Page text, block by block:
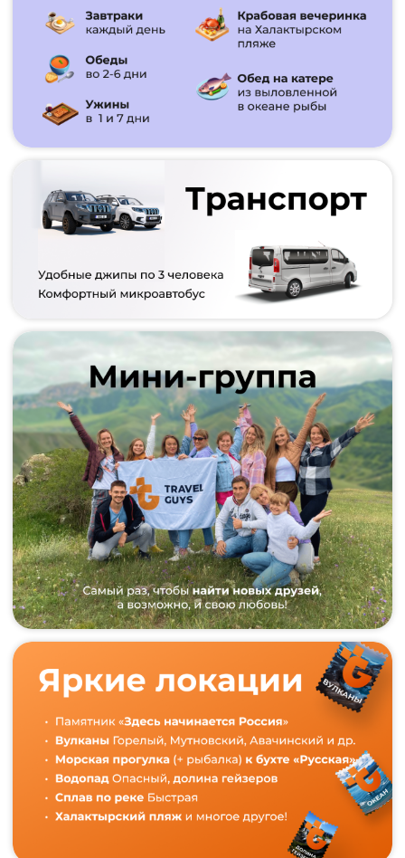
Мы с радостью ответим на все вопросы
СВЯЖИТЕСЬ
С НАМИ
+7 (908) 045-06-90
по телефону